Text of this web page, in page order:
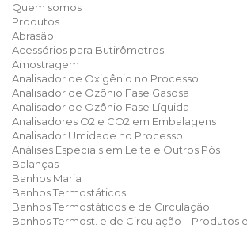
Quem somos
Produtos
Abrasão
Acessórios para Butirômetros
Amostragem
Analisador de Oxigênio no Processo
Analisador de Ozônio Fase Gasosa
Analisador de Ozônio Fase Líquida
Analisadores O2 e CO2 em Embalagens
Analisador Umidade no Processo
Análises Especiais em Leite e Outros Pós
Balanças
Banhos Maria
Banhos Termostáticos
Banhos Termostáticos e de Circulação
Banhos Termost. e de Circulação – Produtos